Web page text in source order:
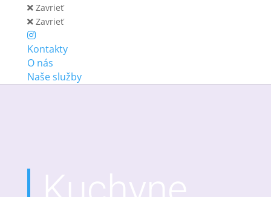
Zavrieť
Zavrieť
Kontakty
O nás
Naše služby